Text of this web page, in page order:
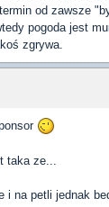
od zawsze
pogoda jest
zgrywa.
taka ze...
i na petli jednak